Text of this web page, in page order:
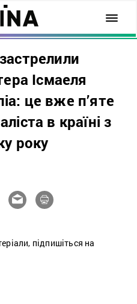
Ісмаеля
це вже п’яте
в країні з
року
підпишіться на